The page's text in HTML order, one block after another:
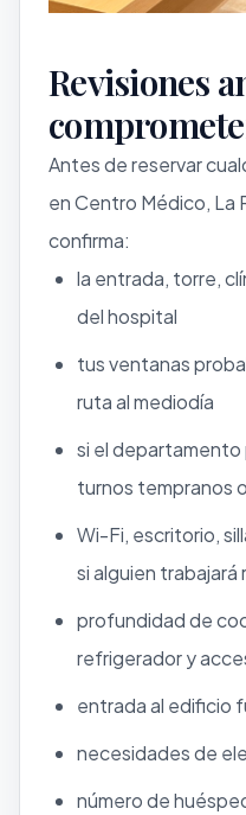
Revisiones
Antes de reservar
en Centro Médico, La
confirma:
la entrada, torre,
del hospital
tus ventanas
ruta al mediodía
si el
turnos tempranos
Wi-Fi, escritorio,
si alguien trabajará
profundidad de
refrigerador y
entrada al edificio
necesidades de
número de